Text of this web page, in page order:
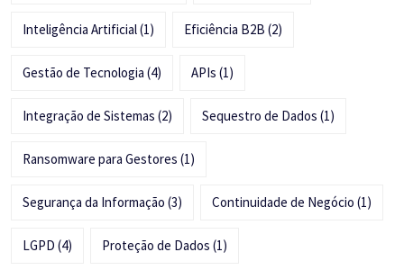
Inteligência Artificial(1) Eficiência B2B (2)
Gestão de Tecnologia (4) APIs (1)
Integração de Sistemas (2) Sequestro de Dados (1)
Ransomware para Gestores (1)
Segurança da Informação (3) Continuidade de Negócio (1)
LGPD (4) Proteção de Dados (1)